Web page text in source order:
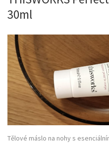
30ml
Tělové máslo na nohy s